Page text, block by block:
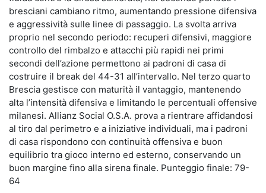
bresciani cambiano ritmo, aumentando pressione difensiva
e aggressività sulle linee di passaggio. La svolta arriva
proprio nel secondo periodo: recuperi difensivi, maggiore
controllo del rimbalzo e attacchi più rapidi nei primi
secondi dell’azione permettono ai padroni di casa di
costruire il break del 44-31 all’intervallo. Nel terzo quarto
Brescia gestisce con maturità il vantaggio, mantenendo
alta l’intensità difensiva e limitando le percentuali offensive
milanesi. Allianz Social O.S.A. prova a rientrare affidandosi
al tiro dal perimetro e a iniziative individuali, ma i padroni
di casa rispondono con continuità offensiva e buon
equilibrio tra gioco interno ed esterno, conservando un
buon margine fino alla sirena finale. Punteggio finale: 79-
64